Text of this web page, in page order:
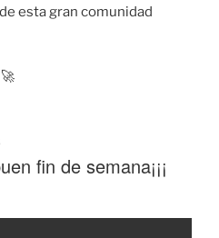
esta gran comunidad
fin de semana¡¡¡